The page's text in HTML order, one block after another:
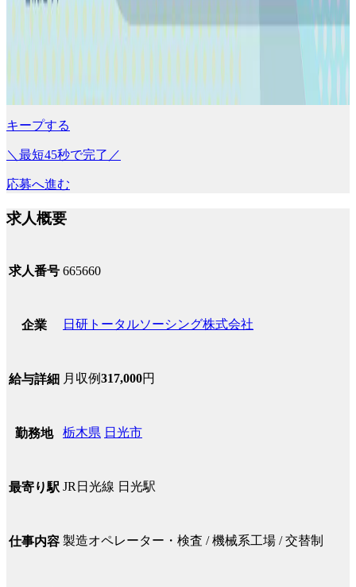
キープする
＼最短45秒で完了／
応募へ進む
求人概要
求人番号 665660
企業 日研トータルソーシング株式会社
給与詳細 月収例317,000円
勤務地 栃木県 日光市
最寄り駅 JR日光線 日光駅
仕事内容 製造オペレーター・検査 / 機械系工場 / 交替制